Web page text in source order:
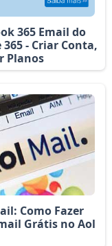
365 Email do
365 - Criar Conta,
Planos
Como Fazer
Grátis no Aol